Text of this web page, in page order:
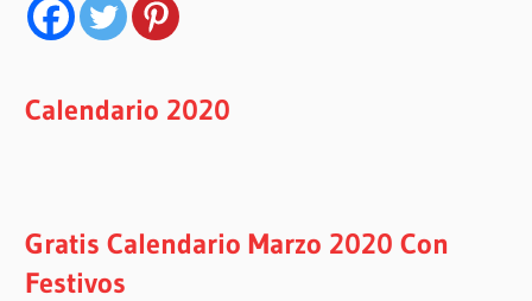
Calendario 2020
Gratis Calendario Marzo 2020 Con
Festivos